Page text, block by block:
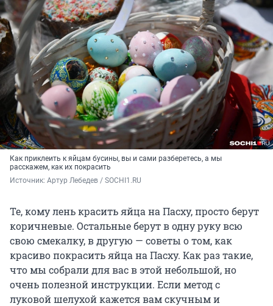
Как приклеить к яйцам бусины, вы и сами разберетесь, а мы
расскажем, как их покрасить
Источник: Артур Лебедев / SOCHI1.RU
Те, кому лень красить яйца на Пасху, просто берут
коричневые. Остальные берут в одну руку всю
свою смекалку, в другую — советы о том, как
красиво покрасить яйца на Пасху. Как раз такие,
что мы собрали для вас в этой небольшой, но
очень полезной инструкции. Если метод с
луковой шелухой кажется вам скучным и